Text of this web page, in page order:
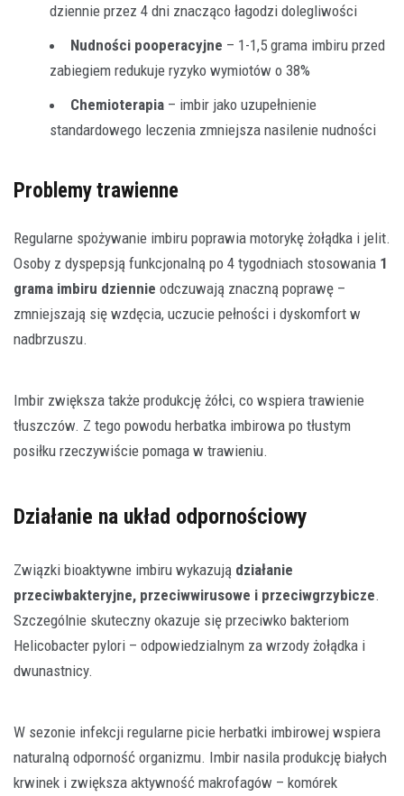
dziennie przez 4 dni znacząco łagodzi dolegliwości
Nudności pooperacyjne – 1-1,5 grama imbiru przed
zabiegiem redukuje ryzyko wymiotów o 38%
Chemioterapia – imbir jako uzupełnienie
standardowego leczenia zmniejsza nasilenie nudności
Problemy trawienne
Regularne spożywanie imbiru poprawia motorykę żołądka i jelit.
Osoby z dyspepsją funkcjonalną po 4 tygodniach stosowania 1
grama imbiru dziennie odczuwają znaczną poprawę –
zmniejszają się wzdęcia, uczucie pełności i dyskomfort w
nadbrzuszu.
Imbir zwiększa także produkcję żółci, co wspiera trawienie
tłuszczów. Z tego powodu herbatka imbirowa po tłustym
posiłku rzeczywiście pomaga w trawieniu.
Działanie na układ odpornościowy
Związki bioaktywne imbiru wykazują działanie
przeciwbakteryjne, przeciwwirusowe i przeciwgrzybicze.
Szczególnie skuteczny okazuje się przeciwko bakteriom
Helicobacter pylori – odpowiedzialnym za wrzody żołądka i
dwunastnicy.
W sezonie infekcji regularne picie herbatki imbirowej wspiera
naturalną odporność organizmu. Imbir nasila produkcję białych
krwinek i zwiększa aktywność makrofagów – komórek